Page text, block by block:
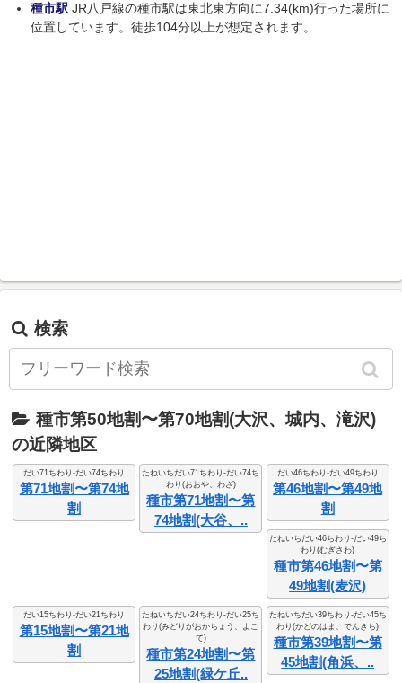
種市駅 JR八戸線の種市駅は東北東方向に7.34(km)行った場所に
位置しています。徒歩104分以上が想定されます。
検索
種市第50地割〜第70地割(大沢、城内、滝沢)
の近隣地区
だい71ちわり-だい74ちわり
第71地割〜第74地
割
たねいちだい71ちわり-だい74ち
わり(おおや、わざ)
種市第71地割〜第
74地割(大谷、..
だい46ちわり-だい49ちわり
第46地割〜第49地
割
たねいちだい46ちわり-だい49ち
わり(むぎさわ)
種市第46地割〜第
49地割(麦沢)
だい15ちわり-だい21ちわり
第15地割〜第21地
割
たねいちだい24ちわり-だい25ち
わり(みどりがおかちょう、よこ
て)
種市第24地割〜第
25地割(緑ケ丘..
たねいちだい39ちわり-だい45ち
わり(かどのはま、でんきち)
種市第39地割〜第
45地割(角浜、..